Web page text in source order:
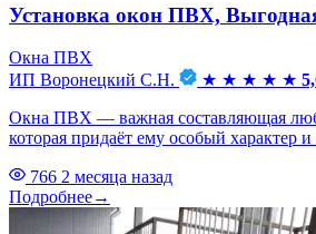
Установка окон ПВХ,
Окна ПВХ
ИП Воронецкий С.Н.
★ ★ ★ ★ ★
Окна ПВХ — важная составляющая
которая придаёт ему особый характер
766 2 месяца назад
Подробнее→